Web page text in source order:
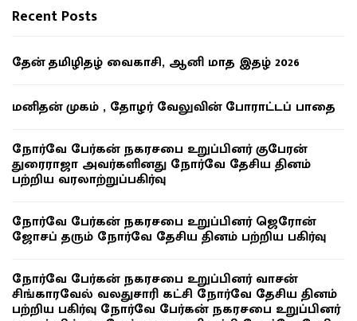
Recent Posts
தேன் தமிழிதழ் வைகாசி, ஆனி மாத இதழ் 2026
மனிதன் முகம் , தோழர் வேலுவின் போராட்டப் பாதை
நோர்வே பேர்கன் நகரசபை உறுப்பினர் குபேரன்
துரைராஜா அவர்களினது நோர்வே தேசிய தினம்
பற்றிய வரலாற்றுப்பகிர்வு
நோர்வே பேர்கன் நகரசபை உறுப்பினர் ஜெரோன்
ஜோசப் தரும் நோர்வே தேசிய தினம் பற்றிய பகிர்வு
நோர்வே பேர்கன் நகரசபை உறுப்பினர் வாசன்
சிங்காரவேல் வலதுசாரி கட்சி நோர்வே தேசிய தினம்
பற்றிய பகிர்வு நோர்வே பேர்கன் நகரசபை உறுப்பினர்